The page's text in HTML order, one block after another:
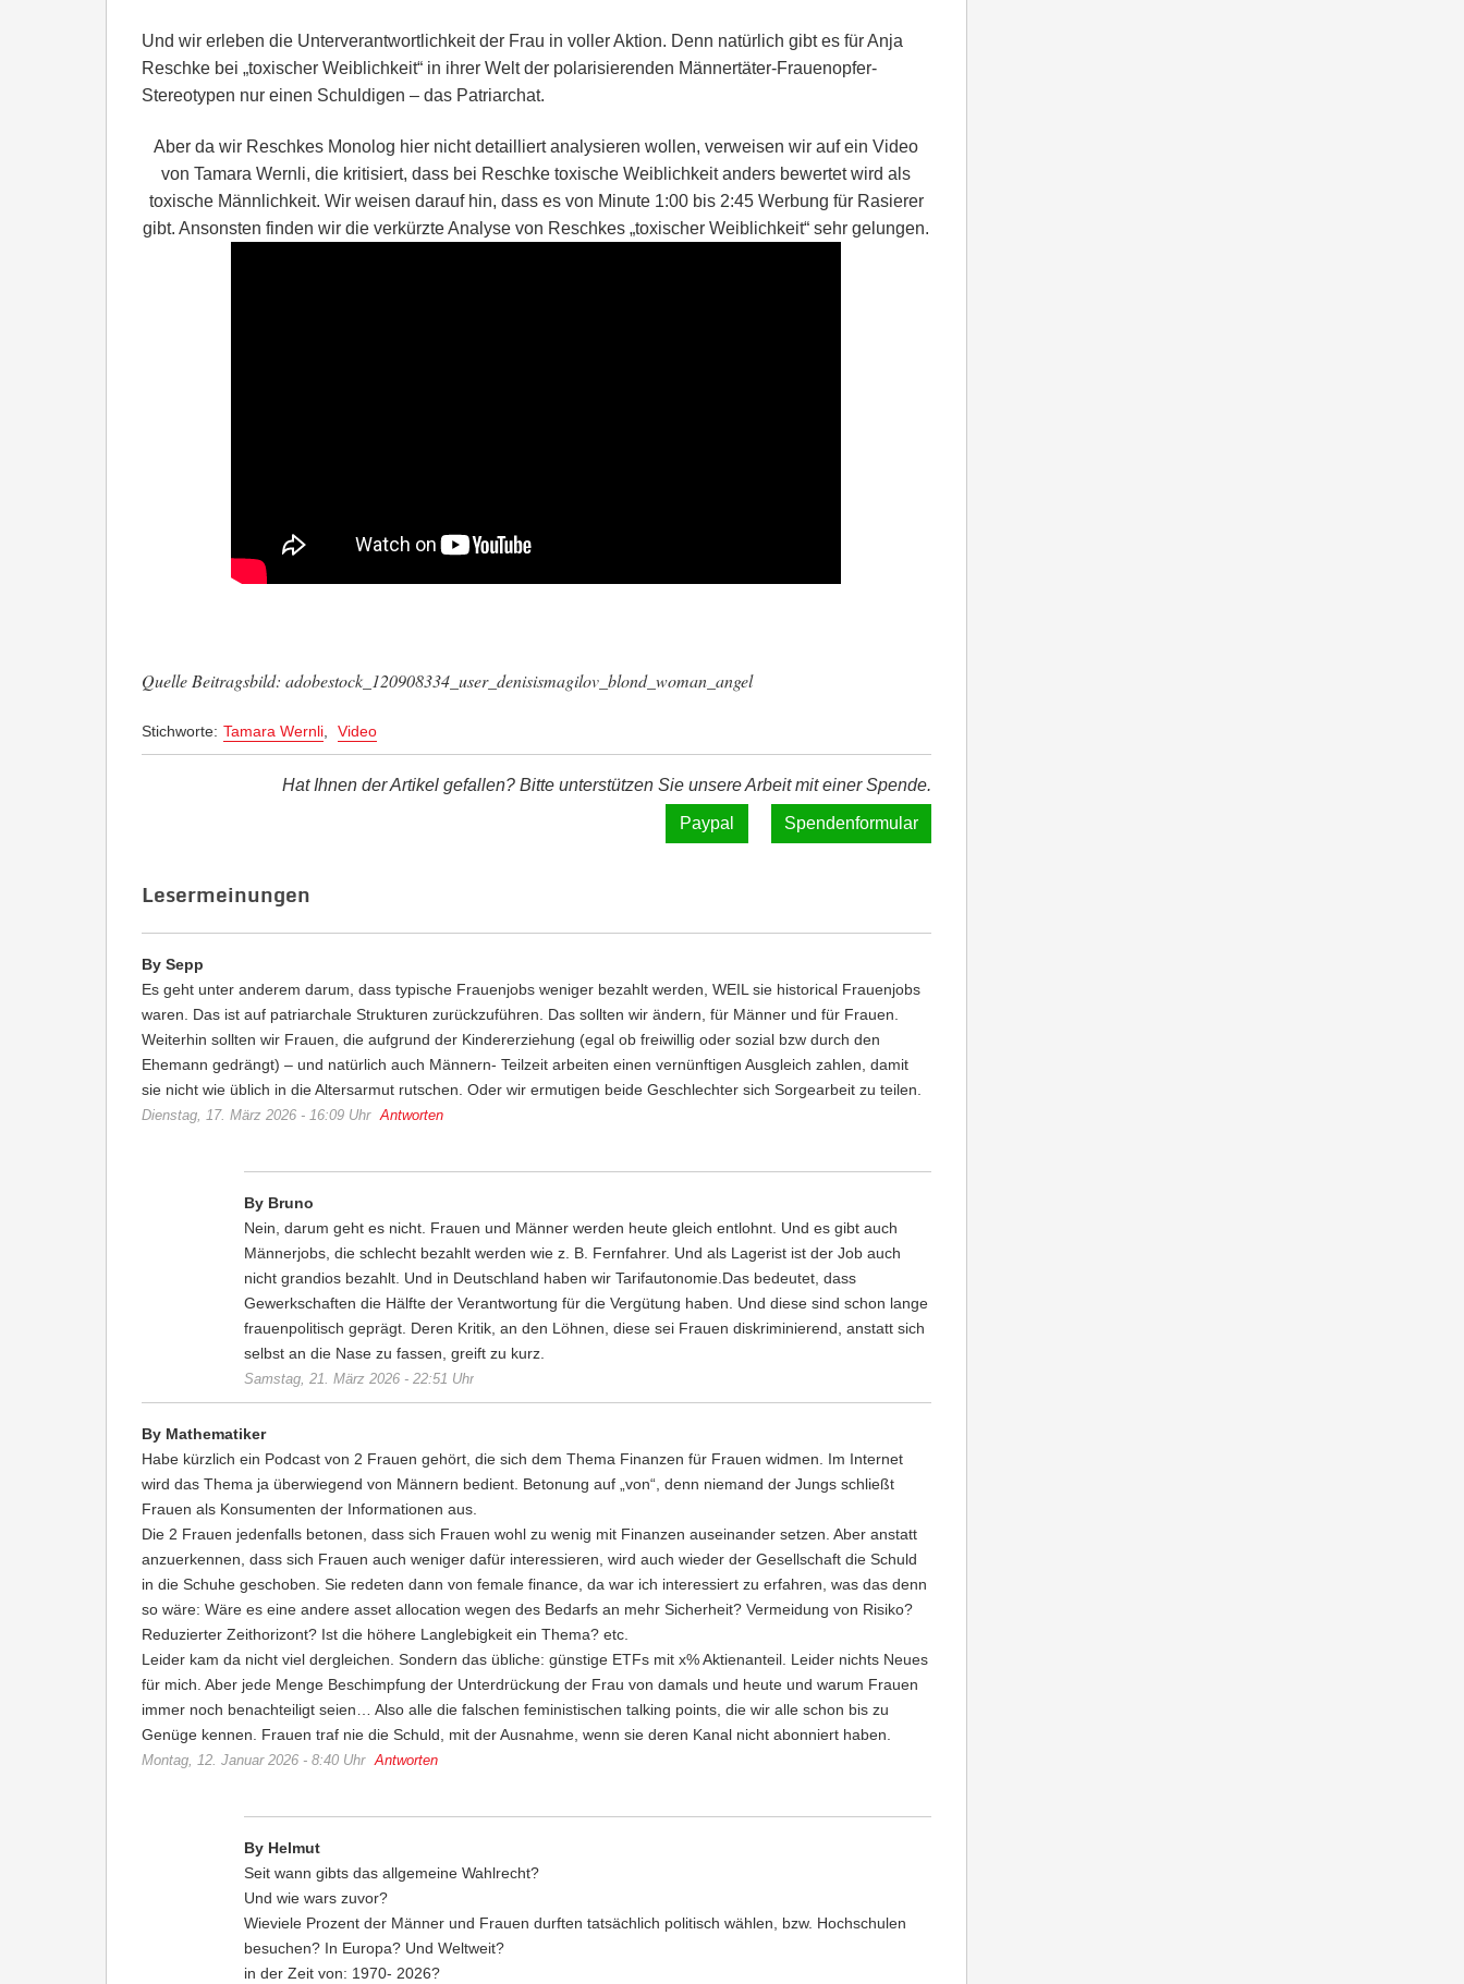
Und wir erleben die Unterverantwortlichkeit der Frau in voller Aktion. Denn natürlich gibt es für Anja
Reschke bei „toxischer Weiblichkeit“ in ihrer Welt der polarisierenden Männertäter-Frauenopfer-
Stereotypen nur einen Schuldigen – das Patriarchat.
Aber da wir Reschkes Monolog hier nicht detailliert analysieren wollen, verweisen wir auf ein Video
von Tamara Wernli, die kritisiert, dass bei Reschke toxische Weiblichkeit anders bewertet wird als
toxische Männlichkeit. Wir weisen darauf hin, dass es von Minute 1:00 bis 2:45 Werbung für Rasierer
gibt. Ansonsten finden wir die verkürzte Analyse von Reschkes „toxischer Weiblichkeit“ sehr gelungen.
Quelle Beitragsbild: adobestock_120908334_user_denisismagilov_blond_woman_angel
Stichworte: Tamara Wernli, Video
Hat Ihnen der Artikel gefallen? Bitte unterstützen Sie unsere Arbeit mit einer Spende.
Spendenformular
Lesermeinungen
By Sepp
Es geht unter anderem darum, dass typische Frauenjobs weniger bezahlt werden, WEIL sie historical Frauenjobs
waren. Das ist auf patriarchale Strukturen zurückzuführen. Das sollten wir ändern, für Männer und für Frauen.
Weiterhin sollten wir Frauen, die aufgrund der Kindererziehung (egal ob freiwillig oder sozial bzw durch den
Ehemann gedrängt) – und natürlich auch Männern- Teilzeit arbeiten einen vernünftigen Ausgleich zahlen, damit
sie nicht wie üblich in die Altersarmut rutschen. Oder wir ermutigen beide Geschlechter sich Sorgearbeit zu teilen.
Dienstag, 17. März 2026 - 16:09 Uhr Antworten
By Bruno
Nein, darum geht es nicht. Frauen und Männer werden heute gleich entlohnt. Und es gibt auch
Männerjobs, die schlecht bezahlt werden wie z. B. Fernfahrer. Und als Lagerist ist der Job auch
nicht grandios bezahlt. Und in Deutschland haben wir Tarifautonomie.Das bedeutet, dass
Gewerkschaften die Hälfte der Verantwortung für die Vergütung haben. Und diese sind schon lange
frauenpolitisch geprägt. Deren Kritik, an den Löhnen, diese sei Frauen diskriminierend, anstatt sich
selbst an die Nase zu fassen, greift zu kurz.
Samstag, 21. März 2026 - 22:51 Uhr
By Mathematiker
Habe kürzlich ein Podcast von 2 Frauen gehört, die sich dem Thema Finanzen für Frauen widmen. Im Internet
wird das Thema ja überwiegend von Männern bedient. Betonung auf „von“, denn niemand der Jungs schließt
Frauen als Konsumenten der Informationen aus.
Die 2 Frauen jedenfalls betonen, dass sich Frauen wohl zu wenig mit Finanzen auseinander setzen. Aber anstatt
anzuerkennen, dass sich Frauen auch weniger dafür interessieren, wird auch wieder der Gesellschaft die Schuld
in die Schuhe geschoben. Sie redeten dann von female finance, da war ich interessiert zu erfahren, was das denn
so wäre: Wäre es eine andere asset allocation wegen des Bedarfs an mehr Sicherheit? Vermeidung von Risiko?
Reduzierter Zeithorizont? Ist die höhere Langlebigkeit ein Thema? etc.
Leider kam da nicht viel dergleichen. Sondern das übliche: günstige ETFs mit x% Aktienanteil. Leider nichts Neues
für mich. Aber jede Menge Beschimpfung der Unterdrückung der Frau von damals und heute und warum Frauen
immer noch benachteiligt seien… Also alle die falschen feministischen talking points, die wir alle schon bis zu
Genüge kennen. Frauen traf nie die Schuld, mit der Ausnahme, wenn sie deren Kanal nicht abonniert haben.
Montag, 12. Januar 2026 - 8:40 Uhr Antworten
By Helmut
Seit wann gibts das allgemeine Wahlrecht?
Und wie wars zuvor?
Wieviele Prozent der Männer und Frauen durften tatsächlich politisch wählen, bzw. Hochschulen
besuchen? In Europa? Und Weltweit?
in der Zeit von: 1970- 2026?